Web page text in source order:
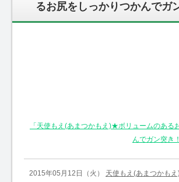
るお尻をしっかりつかんでガ
「天使もえ(あまつかもえ)★ボリュームのある
んでガン突き
2015年05月12日（火） 天使もえ(あまつかもえ